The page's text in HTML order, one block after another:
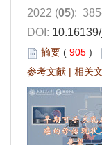
2022 (05):
DOI:
摘要 ( 905 )
参考文献 | 相关